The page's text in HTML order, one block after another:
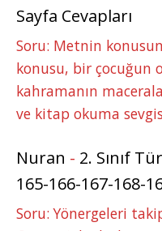
Sayfa Cevapları
Soru: Metnin
konusu, bir çocuğun
kahramanın
ve kitap okuma
Nuran - 2. Sınıf
165-166-167-168-
Soru: Yönergeleri